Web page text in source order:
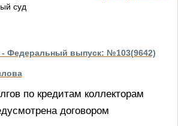
суд
- Федеральный выпуск: №103(9642)
по кредитам коллекторам
договором